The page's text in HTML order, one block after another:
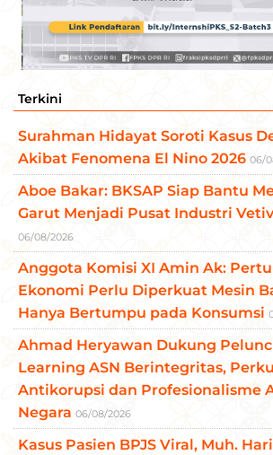
Terkini
Surahman Hidayat Soroti Kasus
Akibat Fenomena El Nino 2026 06/
Aboe Bakar: BKSAP Siap Bantu
Garut Menjadi Pusat Industri
06/08/2026
Anggota Komisi XI Amin Ak:
Ekonomi Perlu Diperkuat Mesin
Hanya Bertumpu pada Konsumsi
Ahmad Heryawan Dukung
Learning ASN Berintegritas,
Antikorupsi dan Profesionalisme
Negara 06/08/2026
Kasus Pasien BPJS Viral, Muh.